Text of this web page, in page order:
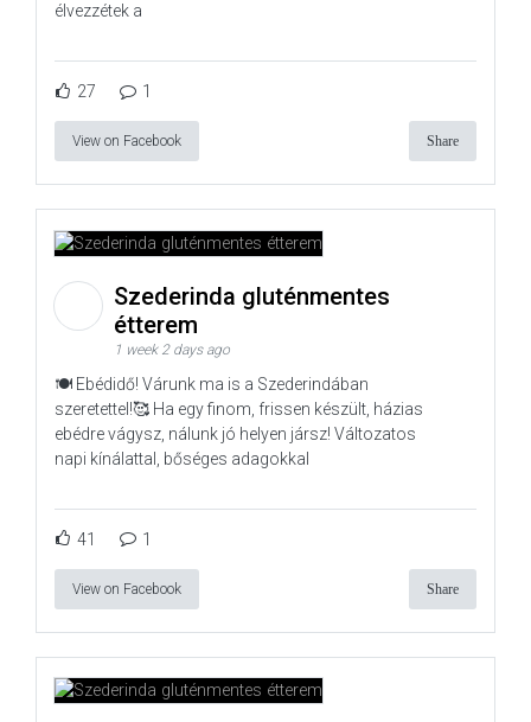
élvezzétek a
27 1
View on Facebook Share
Szederinda gluténmentes
étterem
1 week 2 days ago
🍽️ Ebédidő! Várunk ma is a Szederindában
szeretettel!🥰 Ha egy finom, frissen készült, házias
ebédre vágysz, nálunk jó helyen jársz! Változatos
napi kínálattal, bőséges adagokkal
41 1
View on Facebook Share